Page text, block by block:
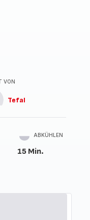
VON
Tefal
ABKÜHLEN
15 Min.